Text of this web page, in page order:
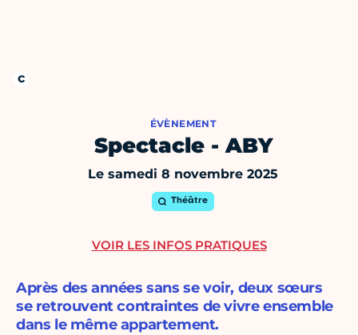
ÉVÈNEMENT
Spectacle - ABY
Le samedi 8 novembre 2025
Théâtre
Après des années sans se voir, deux sœurs
se retrouvent contraintes de vivre ensemble
dans le même appartement.
VOIR LES INFOS PRATIQUES